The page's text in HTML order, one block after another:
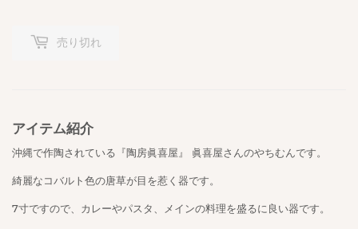
売り切れ
アイテム紹介
沖縄で作陶されている『陶房眞喜屋』 眞喜屋さんのやちむんです。
綺麗なコバルト色の唐草が目を惹く器です。
7寸ですので、カレーやパスタ、メインの料理を盛るに良い器です。